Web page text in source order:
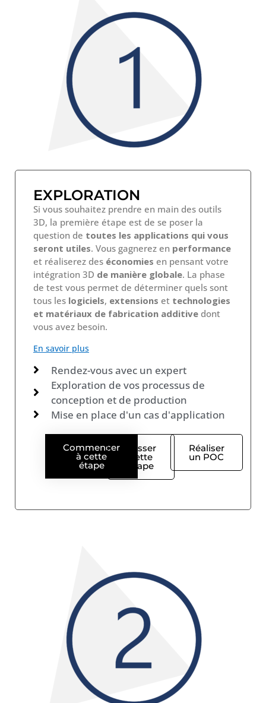
EXPLORATION
Si vous souhaitez prendre en main des outils
3D, la première étape est de se poser la
question de toutes les applications qui vous
seront utiles. Vous gagnerez en performance
et réaliserez des économies en pensant votre
intégration 3D de manière globale. La phase
de test vous permet de déterminer quels sont
tous les logiciels, extensions et technologies
et matériaux de fabrication additive dont
vous avez besoin.
En savoir plus
Rendez-vous avec un expert
Exploration de vos processus de
conception et de production
Mise en place d'un cas d'application
Commencer
à cette
étape
Passer
cette
étape
Réaliser
un POC